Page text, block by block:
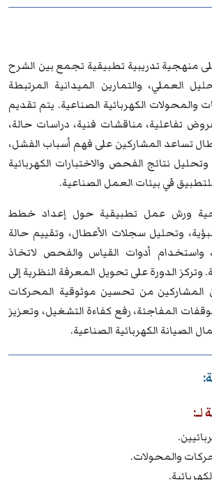
منهجية تدريبية تطبيقية تجمع بين الشرح
العملي، والتمارين الميدانية المرتبطة
والمحولات الكهربائية الصناعية. يتم تقديم
تفاعلية، مناقشات فنية، دراسات حالة،
تساعد المشاركين على فهم أسباب الفشل،
وتحليل نتائج الفحص والاختبارات الكهربائية
في بيئات العمل الصناعية.
ورش عمل تطبيقية حول إعداد خطط
وتحليل سجلات الأعطال، وتقييم حالة
واستخدام أدوات القياس والفحص لاتخاذ
وتركز الدورة على تحويل المعرفة النظرية إلى
المشاركين من تحسين موثوقية المحركات
المفاجئة، رفع كفاءة التشغيل، وتعزيز
الصيانة الكهربائية الصناعية.
لـ:
والمحولات.